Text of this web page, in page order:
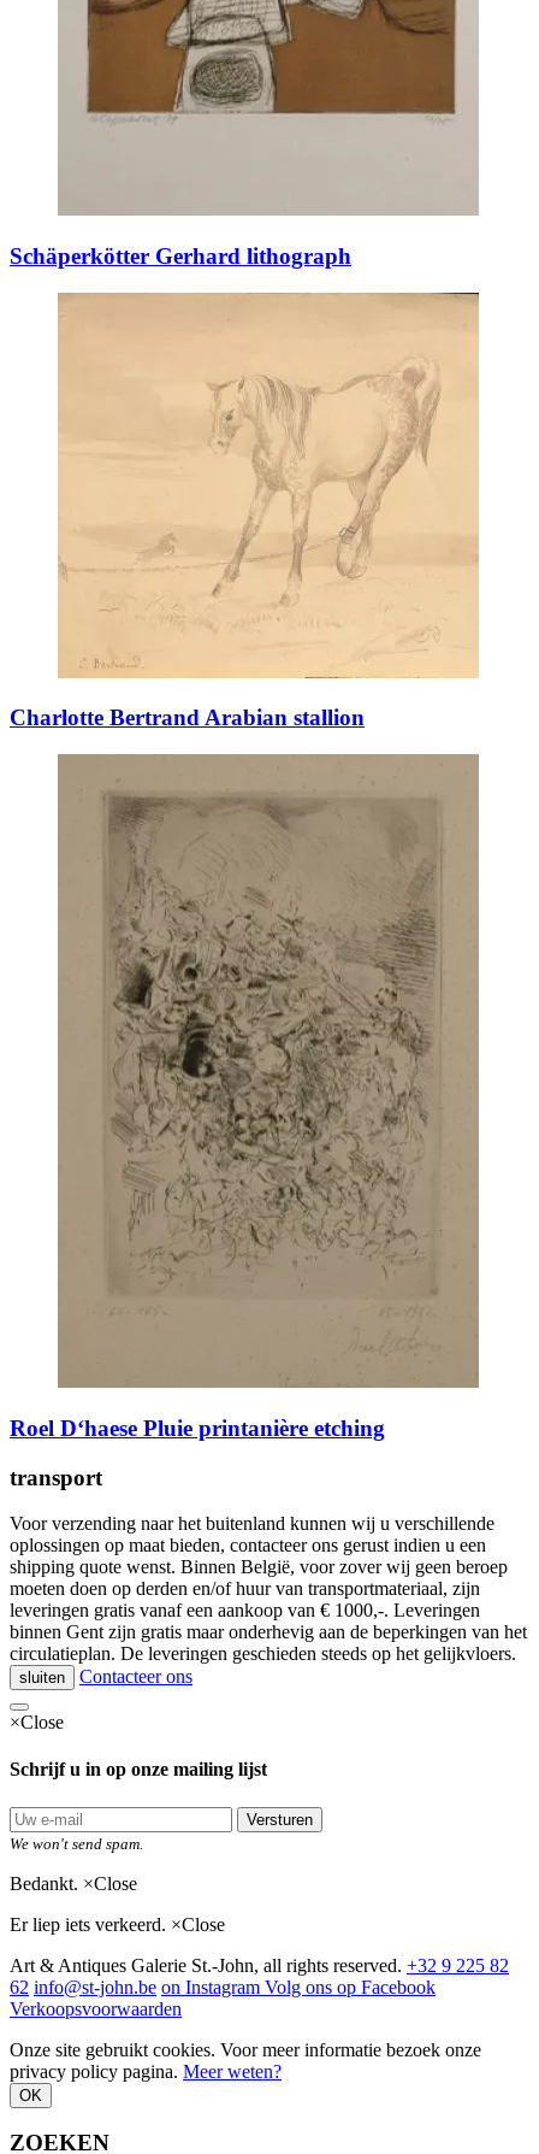
Schäperkötter Gerhard lithograph
Charlotte Bertrand Arabian stallion
Roel D‘haese Pluie printanière etching
transport
Voor verzending naar het buitenland kunnen wij u verschillende
oplossingen op maat bieden, contacteer ons gerust indien u een
shipping quote wenst. Binnen België, voor zover wij geen beroep
moeten doen op derden en/of huur van transportmateriaal, zijn
leveringen gratis vanaf een aankoop van € 1000,-. Leveringen
binnen Gent zijn gratis maar onderhevig aan de beperkingen van het
circulatieplan. De leveringen geschieden steeds op het gelijkvloers.
sluiten Contacteer ons
×Close
Schrijf u in op onze mailing lijst
Versturen
We won't send spam.
Bedankt. ×Close
Er liep iets verkeerd. ×Close
Art & Antiques Galerie St.-John, all rights reserved. +32 9 225 82
62 info@st-john.be on Instagram Volg ons op Facebook
Verkoopsvoorwaarden
Onze site gebruikt cookies. Voor meer informatie bezoek onze
privacy policy pagina. Meer weten?
OK
ZOEKEN